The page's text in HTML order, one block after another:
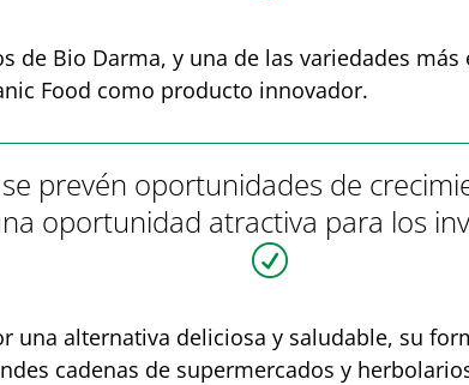
de Bio Darma, y una de las variedades
Food como producto innovador.
prevén oportunidades de
oportunidad atractiva para los
R
una alternativa deliciosa y saludable, su
cadenas de supermercados y